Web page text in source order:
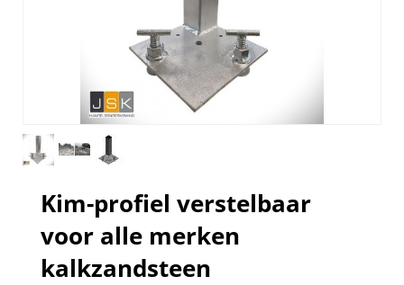
Kim-profiel verstelbaar
voor alle merken
kalkzandsteen